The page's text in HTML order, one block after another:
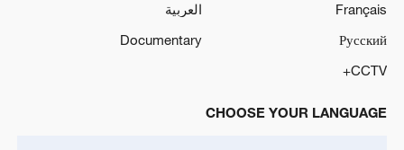
Français
العربية
Русский
Documentary
CCTV+
CHOOSE YOUR LANGUAGE